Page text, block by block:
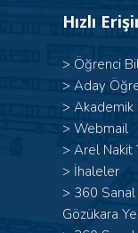
Hızlı
> Öğrenci
> Aday
> Akademik
> Webmail
> Arel Nakit
> İhaleler
> 360
Gözükara